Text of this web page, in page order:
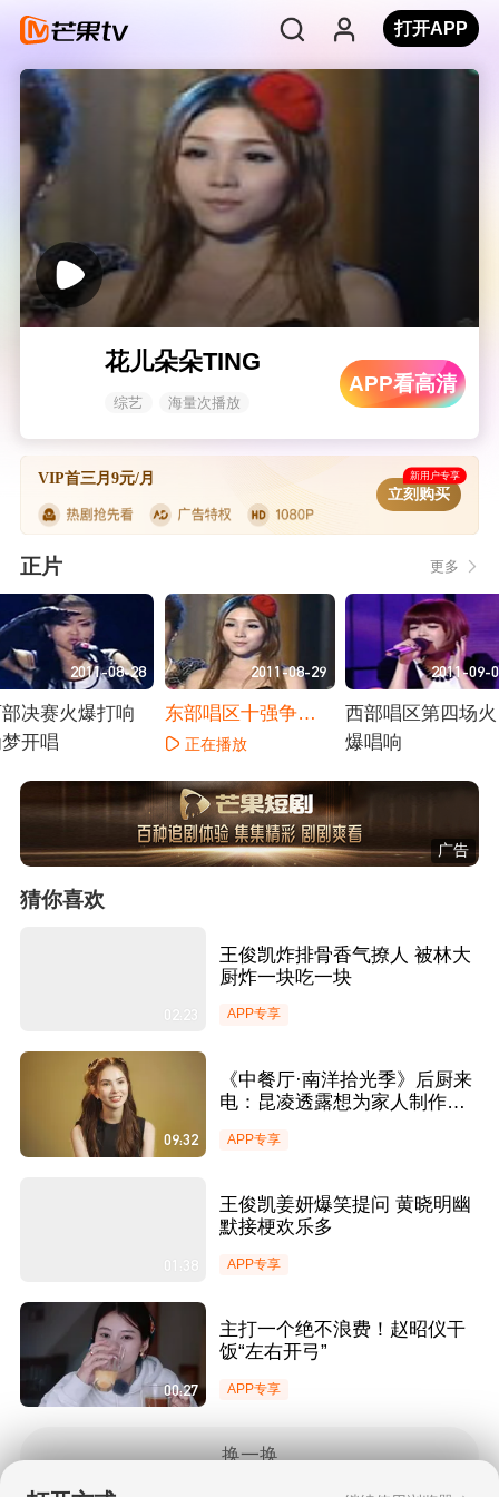
打开APP
花儿朵朵TING
综艺 海量次播放
APP看高清
VIP首三月9元/月 新用户专享
立刻购买
正片 更多
2011-08-28
决赛火爆打响
开唱
2011-08-29
东部唱区十强争夺
战 正在播放
2011-09-
西部唱区第四场火
爆唱响
广告
猜你喜欢
02:23
王俊凯炸排骨香气撩人 被林大
厨炸一块吃一块
APP专享
09:32
《中餐厅·南洋拾光季》后厨来
电：昆凌透露想为家人制作三
APP专享
01:38
王俊凯姜妍爆笑提问 黄晓明幽
默接梗欢乐多
APP专享
00:27
主打一个绝不浪费！赵昭仪干
饭“左右开弓”
APP专享
换一换